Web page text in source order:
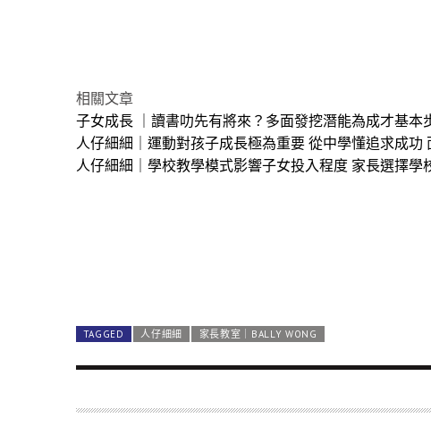
相關文章
子女成長 ｜讀書叻先有將來？多面發挖潛能為成才基本
人仔細細｜運動對孩子成長極為重要 從中學懂追求成功
人仔細細｜學校教學模式影響子女投入程度 家長選擇學
TAGGED 人仔細細 家長教室｜BALLY WONG